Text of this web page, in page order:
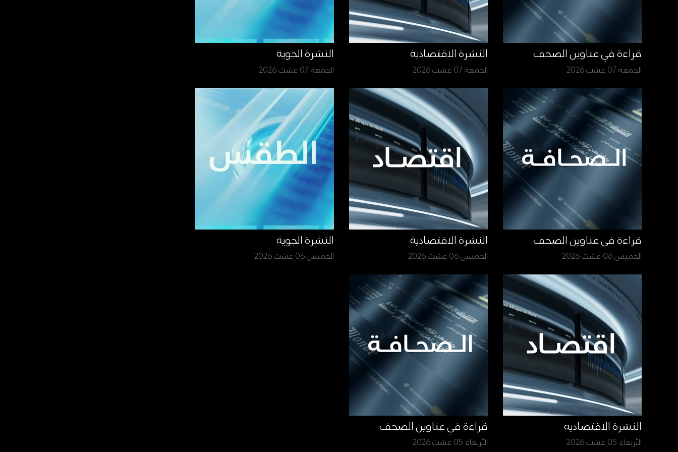
قراءة في عناوين الصحف
الجمعة 07 غشت 2026
النشرة الاقتصادية
الجمعة 07 غشت 2026
النشرة الجوية
الجمعة 07 غشت 2026
قراءة في عناوين الصحف
الخميس 06 غشت 2026
النشرة الاقتصادية
الخميس 06 غشت 2026
النشرة الجوية
الخميس 06 غشت 2026
النشرة الاقتصادية
الأربعاء 05 غشت 2026
قراءة في عناوين الصحف
الأربعاء 05 غشت 2026